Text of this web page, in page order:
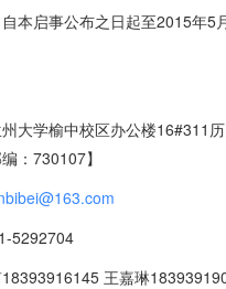
自本启事公布之日起至2015年5
大学榆中校区办公楼16#311
：730107】
5292704
王嘉琳